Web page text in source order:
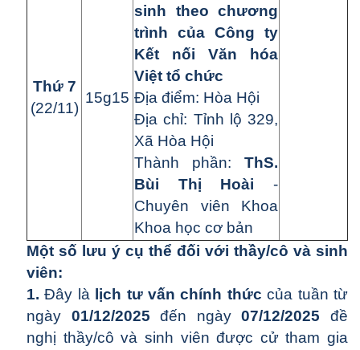
Thứ 7
(22/11)
15g15
sinh theo chương
trình của Công ty
Kết nối Văn hóa
Việt tổ chức
Địa điểm: Hòa Hội
Địa chỉ: Tỉnh lộ 329,
Xã Hòa Hội
Thành phần: ThS.
Bùi Thị Hoài -
Chuyên viên Khoa
Khoa học cơ bản
Một số lưu ý cụ thể đối với thầy/cô và sinh
viên:
1.Đây là lịch tư vấn chính thức của tuần từ
ngày 01/12/2025 đến ngày07/12/2025 đề
nghị thầy/cô và sinh viên được cử tham gia